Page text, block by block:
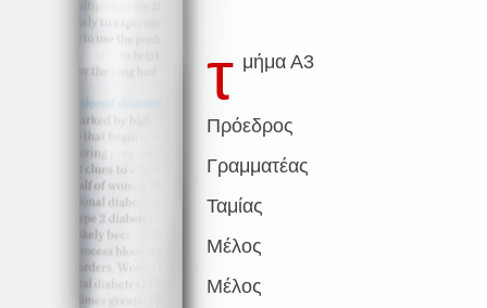
τ μήμα Α3
Πρόεδρος
Γραμματέας
Ταμίας
Μέλος
Μέλος